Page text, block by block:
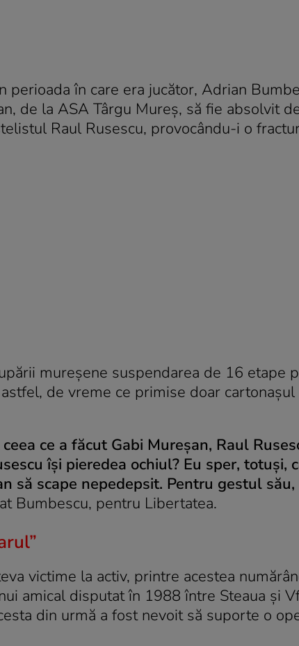
în care era jucător, Adrian
de la ASA Târgu Mureş, să fie absolvit
Raul Rusescu, provocându-i o
mureşene suspendarea de 16 etape
de vreme ce primise doar cartonaşul
ce a făcut Gabi Mureşan, Raul
își pieredea ochiul? Eu sper, totuşi,
să scape nepedepsit. Pentru gestul
Bumbescu, pentru Libertatea.
victime la activ, printre acestea
amical disputat în 1988 între Steaua şi
din urmă a fost nevoit să suporte o